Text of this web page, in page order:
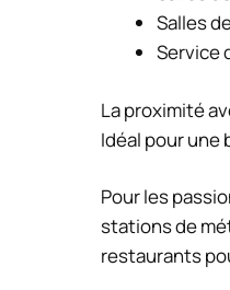
Salles
Service
La proximité
Idéal pour une
Pour les
stations de
restaurants